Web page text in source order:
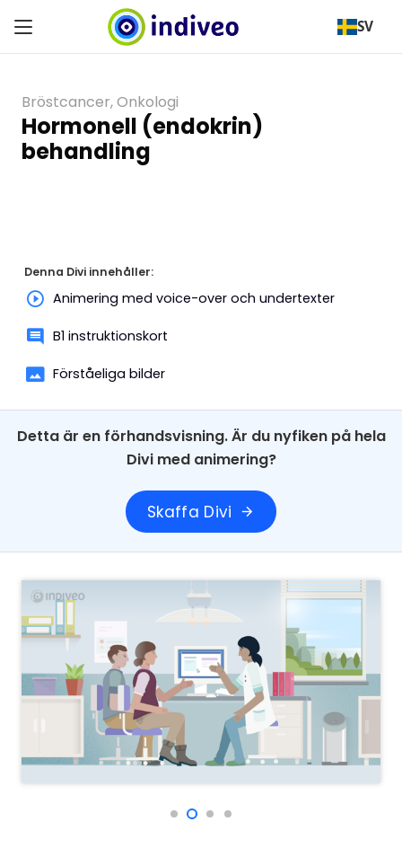
SV
Bröstcancer,Onkologi
Hormonell (endokrin)
behandling
Denna Divi innehåller:
Animering med voice-over och undertexter
B1 instruktionskort
Förståeliga bilder
Detta är en förhandsvisning. Är du nyfiken på hela
Divi med animering?
Skaffa Divi arrow_forward